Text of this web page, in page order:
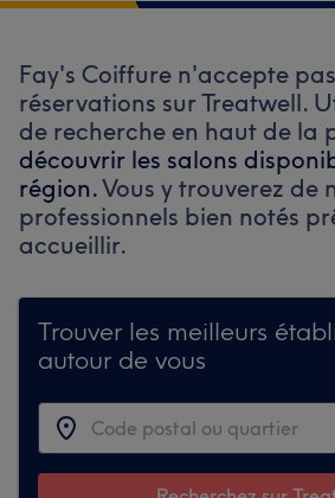
Fay's Coiffure n'accepte
réservations sur Treatwell.
de recherche en haut de la
découvrir les salons
région.Vous y trouverez de
professionnels bien notés
accueillir.
Trouver les meilleurs
autour de vous